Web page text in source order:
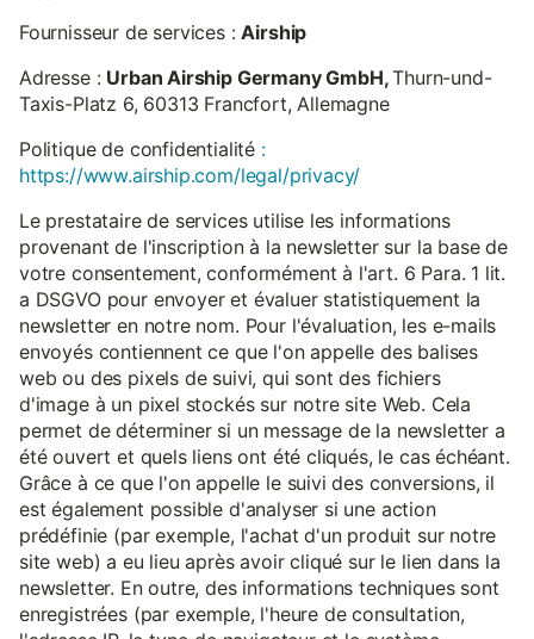
Fournisseur de services :Airship
Adresse : Urban Airship Germany GmbH,Thurn-und-
Taxis-Platz 6, 60313 Francfort, Allemagne
Politique de confidentialité :
https://www.airship.com/legal/privacy/
Le prestataire de services utilise les informations
provenant de l'inscription à la newsletter sur la base de
votre consentement, conformément à l'art. 6 Para. 1 lit.
a DSGVO pour envoyer et évaluer statistiquement la
newsletter en notre nom. Pour l'évaluation, les e-mails
envoyés contiennent ce que l'on appelle des balises
web ou des pixels de suivi, qui sont des fichiers
d'image à un pixel stockés sur notre site Web. Cela
permet de déterminer si un message de la newsletter a
été ouvert et quels liens ont été cliqués, le cas échéant.
Grâce à ce que l'on appelle le suivi des conversions, il
est également possible d'analyser si une action
prédéfinie (par exemple, l'achat d'un produit sur notre
site web) a eu lieu après avoir cliqué sur le lien dans la
newsletter. En outre, des informations techniques sont
enregistrées (par exemple, l'heure de consultation,